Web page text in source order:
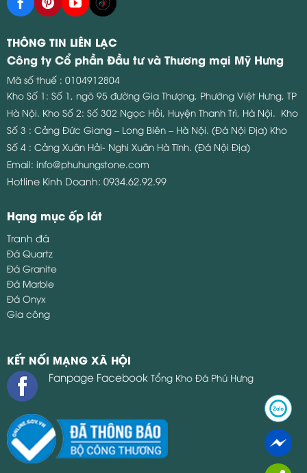
THÔNG TIN LIÊN LẠC
Công ty Cổ phần Đầu tư và Thương mại Mỹ Hưng
Mã số thuế : 0104912804
Kho Số 1: Số 1, ngõ 95 đường Gia Thượng, Phường Việt Hưng, TP
Hà Nội. Kho Số 2: Số 302 Ngọc Hồi, Huyện Thanh Trì, Hà Nội. Kho
Số 3 : Cảng Đức Giang – Long Biên – Hà Nội. (Đá Nội Địa) Kho
Số 4 : Cảng Xuân Hải- Nghi Xuân Hà Tĩnh. (Đá Nội Địa)
Email: info@phuhungstone.com
Hotline Kinh Doanh: 0934.62.92.99
Hạng mục ốp lát
Tranh đá
Đá Quartz
Đá Granite
Đá Marble
Đá Onyx
Gia công
KẾT NỐI MẠNG XÃ HỘI
Fanpage Facebook Tổng Kho Đá Phú Hưng